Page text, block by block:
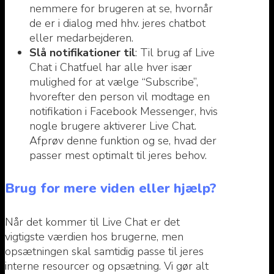
nemmere for brugeren at se, hvornår
de er i dialog med hhv. jeres chatbot
eller medarbejderen.
Slå notifikationer til: Til brug af Live
Chat i Chatfuel har alle hver især
mulighed for at vælge “Subscribe”,
hvorefter den person vil modtage en
notifikation i Facebook Messenger, hvis
nogle brugere aktiverer Live Chat.
Afprøv denne funktion og se, hvad der
passer mest optimalt til jeres behov.
Brug for mere viden eller hjælp?
Når det kommer til Live Chat er det
vigtigste værdien hos brugerne, men
opsætningen skal samtidig passe til jeres
interne resourcer og opsætning. Vi gør alt